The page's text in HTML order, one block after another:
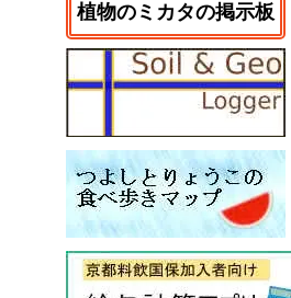
植物のミカタの掲示板